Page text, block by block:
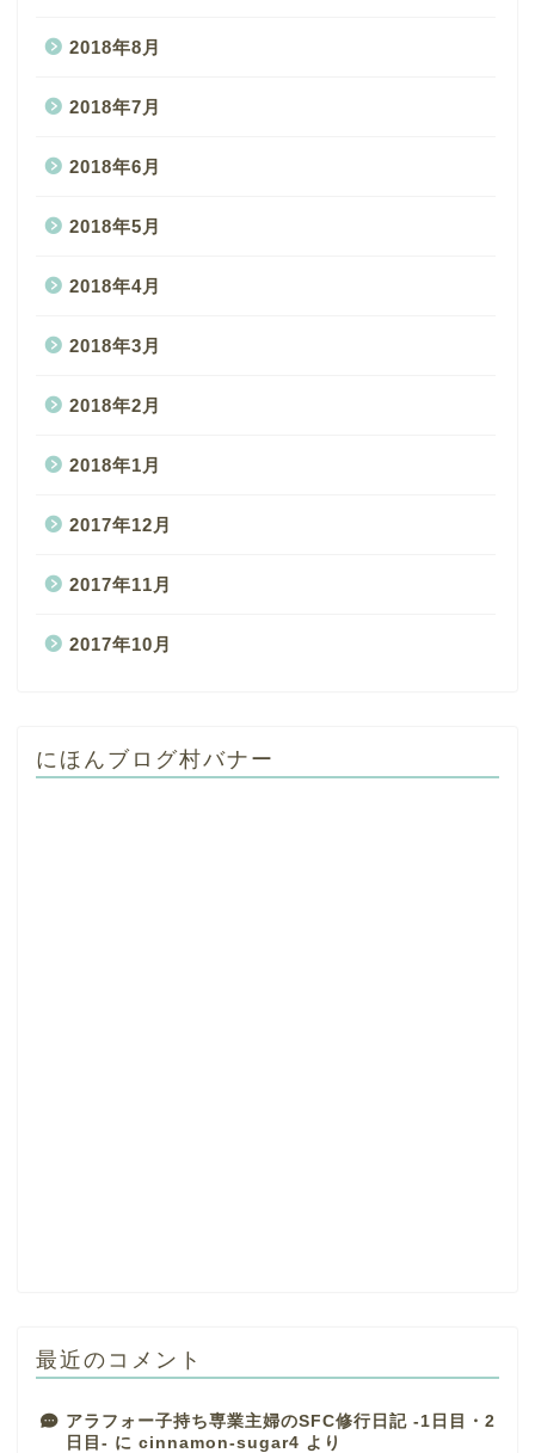
2018年8月
2018年7月
2018年6月
2018年5月
2018年4月
2018年3月
2018年2月
2018年1月
2017年12月
2017年11月
2017年10月
にほんブログ村バナー
最近のコメント
アラフォー子持ち専業主婦のSFC修行日記 -1日目・2
日目- に cinnamon-sugar4 より